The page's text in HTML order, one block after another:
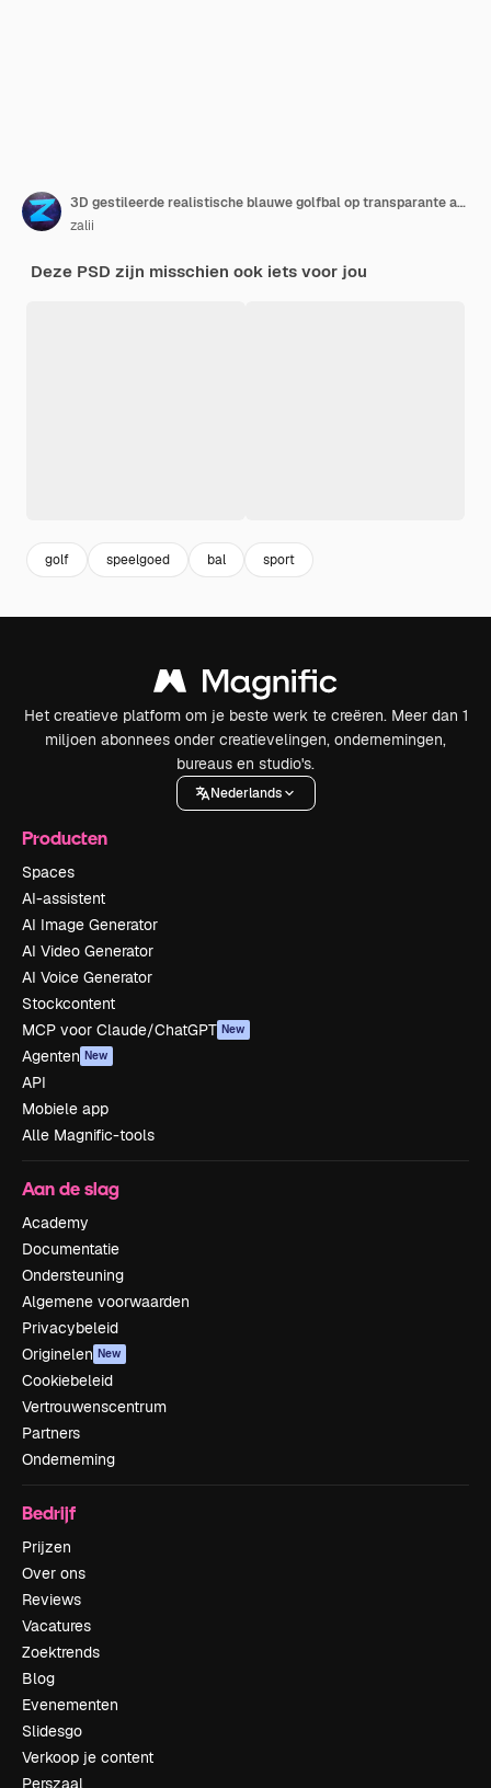
3D gestileerde realistische blauwe golfbal op transparante achtergrond
zalii
Deze PSD zijn misschien ook iets voor jou
golf speelgoed bal sport
Het creatieve platform om je beste werk te creëren. Meer dan 1
miljoen abonnees onder creatievelingen, ondernemingen,
bureaus en studio's.
Nederlands
Producten
Spaces
AI-assistent
AI Image Generator
AI Video Generator
AI Voice Generator
Stockcontent
MCP voor Claude/ChatGPT New
Agenten New
API
Mobiele app
Alle Magnific-tools
Aan de slag
Academy
Documentatie
Ondersteuning
Algemene voorwaarden
Privacybeleid
Originelen New
Cookiebeleid
Vertrouwenscentrum
Partners
Onderneming
Bedrijf
Prijzen
Over ons
Reviews
Vacatures
Zoektrends
Blog
Evenementen
Slidesgo
Verkoop je content
Perszaal